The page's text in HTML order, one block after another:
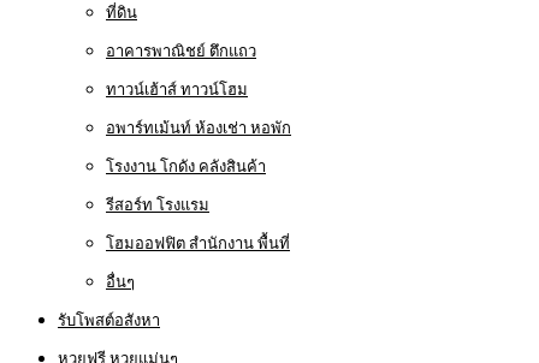
ที่ดิน
อาคารพาณิชย์ ตึกแถว
ทาวน์เฮ้าส์ ทาวน์โฮม
อพาร์ทเม้นท์ ห้องเช่า หอพัก
โรงงาน โกดัง คลังสินค้า
รีสอร์ท โรงแรม
โฮมออฟฟิต สำนักงาน พื้นที่
อื่นๆ
รับโพสต์อสังหา